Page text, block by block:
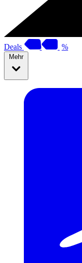
Deals %
Mehr